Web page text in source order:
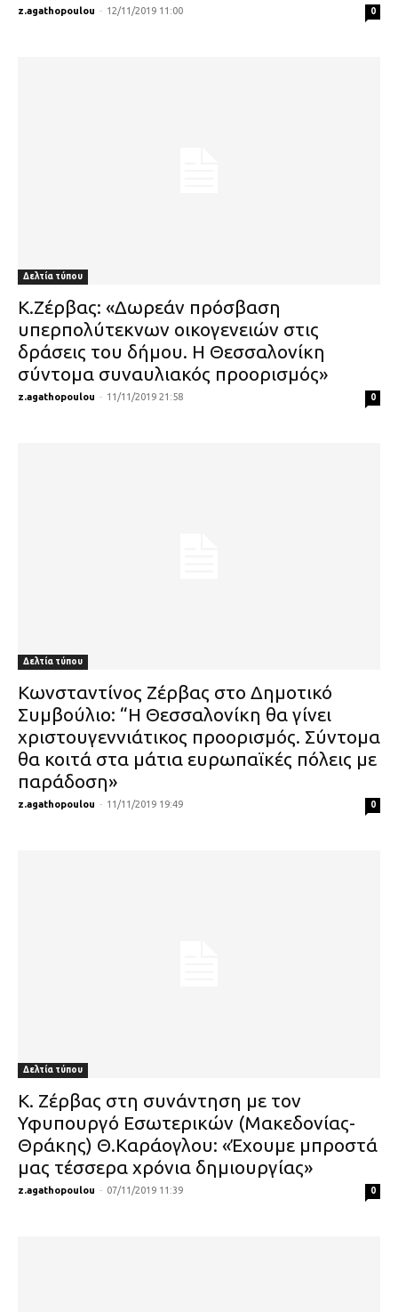
z.agathopoulou - 12/11/2019 11:00 0
Δελτία τύπου
Κ.Ζέρβας: «Δωρεάν πρόσβαση
υπερπολύτεκνων οικογενειών στις
δράσεις του δήμου. Η Θεσσαλονίκη
σύντομα συναυλιακός προορισμός»
z.agathopoulou - 11/11/2019 21:58 0
Δελτία τύπου
Κωνσταντίνος Ζέρβας στο Δημοτικό
Συμβούλιο: “Η Θεσσαλονίκη θα γίνει
χριστουγεννιάτικος προορισμός. Σύντομα
θα κοιτά στα μάτια ευρωπαϊκές πόλεις με
παράδοση»
z.agathopoulou - 11/11/2019 19:49 0
Δελτία τύπου
Κ. Ζέρβας στη συνάντηση με τον
Υφυπουργό Εσωτερικών (Μακεδονίας-
Θράκης) Θ.Καράογλου: «Έχουμε μπροστά
μας τέσσερα χρόνια δημιουργίας»
z.agathopoulou - 07/11/2019 11:39 0